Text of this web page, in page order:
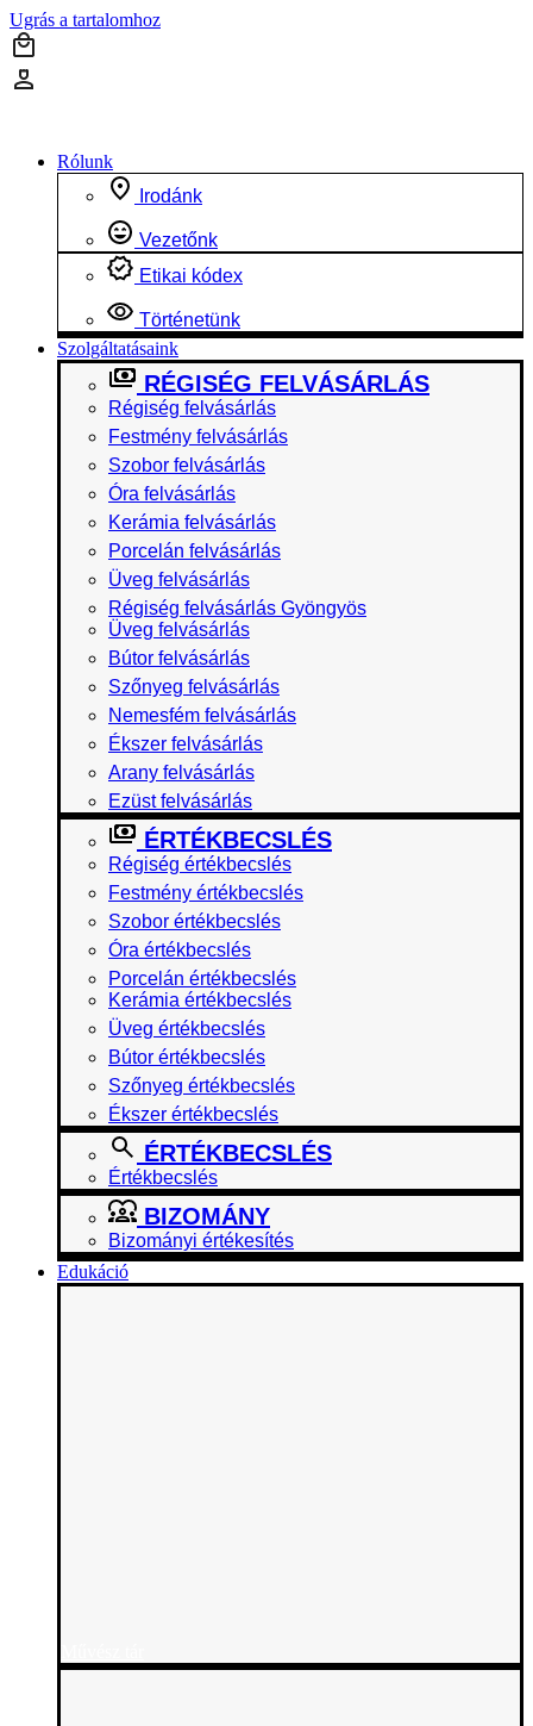
Ugrás a tartalomhoz
Rólunk
Irodánk
Vezetőnk
Etikai kódex
Történetünk
Szolgáltatásaink
RÉGISÉG FELVÁSÁRLÁS
Régiség felvásárlás
Festmény felvásárlás
Szobor felvásárlás
Óra felvásárlás
Kerámia felvásárlás
Porcelán felvásárlás
Üveg felvásárlás
Régiség felvásárlás Gyöngyös
Üveg felvásárlás
Bútor felvásárlás
Szőnyeg felvásárlás
Nemesfém felvásárlás
Ékszer felvásárlás
Arany felvásárlás
Ezüst felvásárlás
ÉRTÉKBECSLÉS
Régiség értékbecslés
Festmény értékbecslés
Szobor értékbecslés
Óra értékbecslés
Porcelán értékbecslés
Kerámia értékbecslés
Üveg értékbecslés
Bútor értékbecslés
Szőnyeg értékbecslés
Ékszer értékbecslés
ÉRTÉKBECSLÉS
Értékbecslés
BIZOMÁNY
Bizományi értékesítés
Edukáció